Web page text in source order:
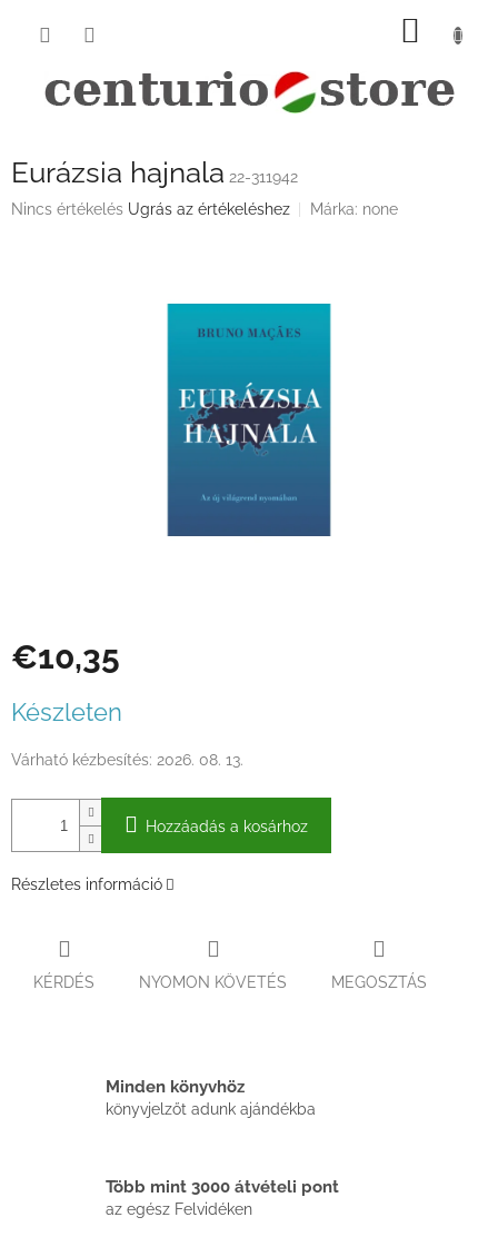
KOSÁR
Eurázsia hajnala 22-311942
A
Nincs értékelés Ugrás az értékeléshez Márka: none
€10,35
Készleten
Várható kézbesítés: 2026. 08. 13.
Hozzáadás a kosárhoz
Részletes információ
KÉRDÉS NYOMON KÖVETÉS MEGOSZTÁS
Minden könyvhöz
könyvjelzőt adunk ajándékba
Több mint 3000 átvételi pont
az egész Felvidéken